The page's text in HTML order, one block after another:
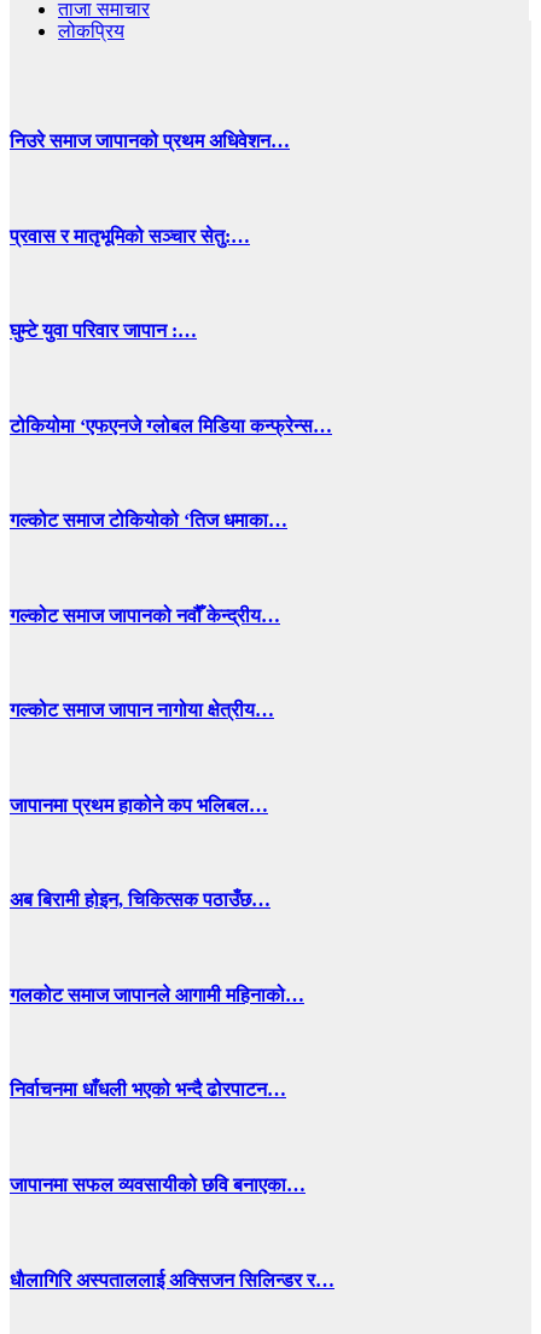
ताजा समाचार
लोकप्रिय
निउरे समाज जापानको प्रथम अधिवेशन…
प्रवास र मातृभूमिको सञ्चार सेतु:…
घुम्टे युवा परिवार जापान :…
टोकियोमा ‘एफएनजे ग्लोबल मिडिया कन्फ्रेन्स…
गल्कोट समाज टोकियोको ‘तिज धमाका…
गल्कोट समाज जापानको नवौँ केन्द्रीय…
गल्कोट समाज जापान नागोया क्षेत्रीय…
जापानमा प्रथम हाकोने कप भलिबल…
अब बिरामी होइन, चिकित्सक पठाउँछ…
गलकोट समाज जापानले आगामी महिनाको…
निर्वाचनमा धाँधली भएको भन्दै ढोरपाटन…
जापानमा सफल व्यवसायीको छवि बनाएका…
धाैलागिरि अस्पताललाई अक्सिजन सिलिन्डर र…